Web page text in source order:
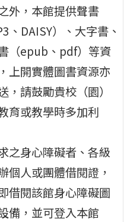
外，本館提供聲書
、DAISY）、大字書、
（epub、pdf）等資
上開實體圖書資源亦
，請鼓勵貴校（園）
育或教學時多加利
之身心障礙者、各級
個人或團體借閱證，
借閱該館身心障礙圖
備，並可登入本館